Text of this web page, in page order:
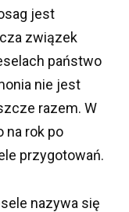
jest
związek
państwo
nie jest
razem. W
na rok po
przygotowań.
nazywa się